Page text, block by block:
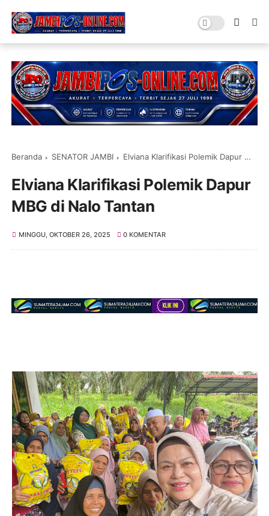
Beranda SENATOR JAMBI Elviana Klarifikasi Polemik Dapur MBG di Nalo Tantan
Elviana Klarifikasi Polemik Dapur
MBG di Nalo Tantan
MINGGU, OKTOBER 26, 2025 0 KOMENTAR